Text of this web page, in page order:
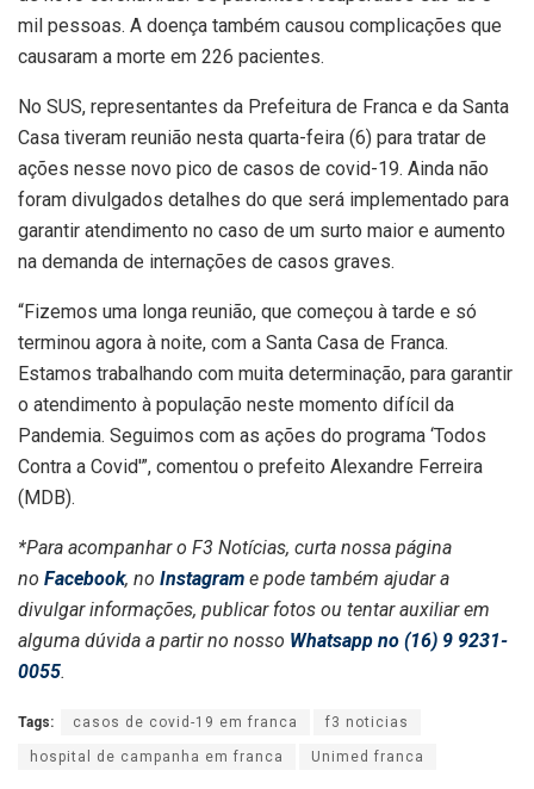
mil pessoas. A doença também causou complicações que
causaram a morte em 226 pacientes.
No SUS, representantes da Prefeitura de Franca e da Santa
Casa tiveram reunião nesta quarta-feira (6) para tratar de
ações nesse novo pico de casos de covid-19. Ainda não
foram divulgados detalhes do que será implementado para
garantir atendimento no caso de um surto maior e aumento
na demanda de internações de casos graves.
“Fizemos uma longa reunião, que começou à tarde e só
terminou agora à noite, com a Santa Casa de Franca.
Estamos trabalhando com muita determinação, para garantir
o atendimento à população neste momento difícil da
Pandemia. Seguimos com as ações do programa ‘Todos
Contra a Covid'”, comentou o prefeito Alexandre Ferreira
(MDB).
*Para acompanhar o F3 Notícias, curta nossa página
no Facebook, no Instagram e pode também ajudar a
divulgar informações, publicar fotos ou tentar auxiliar em
alguma dúvida a partir no nosso Whatsapp no (16) 9 9231-
0055.
Tags: casos de covid-19 em franca f3 noticias
hospital de campanha em franca Unimed franca